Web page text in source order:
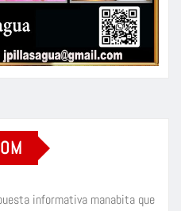
informativa manabita que